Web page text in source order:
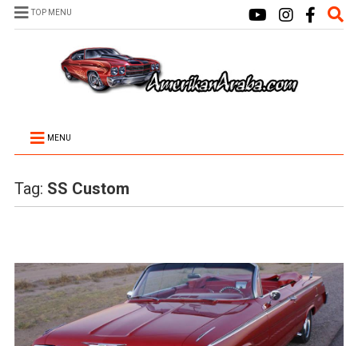
TOP MENU
MENU
Tag: SS Custom